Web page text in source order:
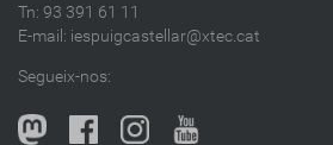
Tn: 93 391 61 11
E-mail: iespuigcastellar@xtec.cat
Segueix-nos: